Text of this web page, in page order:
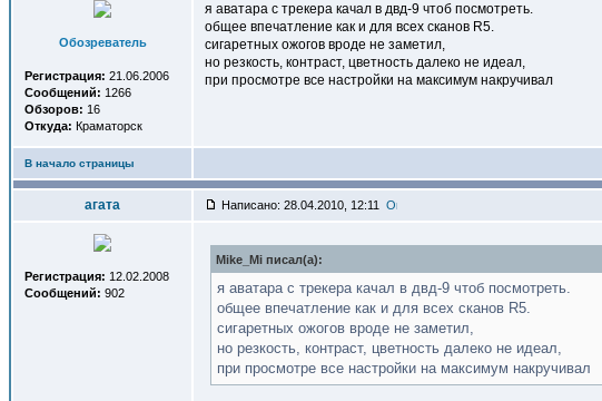
Обозреватель
Регистрация: 21.06.2006
Сообщений: 1266
Обзоров: 16
Откуда: Краматорск
я аватара с трекера качал в двд-9 чтоб посмотреть.
общее впечатление как и для всех сканов R5.
сигаретных ожогов вроде не заметил,
но резкость, контраст, цветность далеко не идеал,
при просмотре все настройки на максимум накручивал
В начало страницы
агата Написано: 28.04.2010, 12:11
Регистрация: 12.02.2008
Сообщений: 902
Mike_Mi писал(a):
я аватара с трекера качал в двд-9 чтоб посмотреть.
общее впечатление как и для всех сканов R5.
сигаретных ожогов вроде не заметил,
но резкость, контраст, цветность далеко не идеал,
при просмотре все настройки на максимум накручивал